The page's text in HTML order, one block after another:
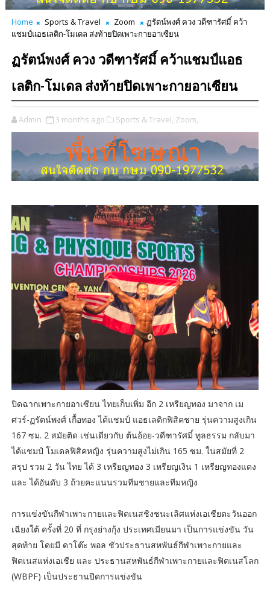
Home Sports & Travel Zoom
ฏรัตน์พงศ์ ควง วดีฑารัศมิ์ คว้า
แชมป์แอธเลติก-โมเดล ส่งท้ายปิดเพาะกายอาเซียน
ฏรัตน์พงศ์ ควง วดีฑารัศมิ์ คว้าแชมป์แอธ
เลติก-โมเดล ส่งท้ายปิดเพาะกายอาเซียน
Admin 3 months ago Sports & Travel, Zoom,
ปิดฉากเพาะกายอาเซียน ไทยเก็บเพิ่ม อีก 2 เหรียญทอง มาจาก เม
ศวร์-ฏรัตน์พงศ์ เกื้อทอง ได้แชมป์ แอธเลติกฟิสิคชาย รุ่นความสูงเกิน
167 ซม. 2 สมัยติด เช่นเดียวกับ ต้นอ้อย-วดีฑารัศมิ์ ทูลธรรม กลับมา
ได้แชมป์ โมเดลฟิสิคหญิง รุ่นความสูงไม่เกิน 165 ซม. ในสมัยที่ 2
สรุป รวม 2 วัน ไทย ได้ 3 เหรียญทอง 3 เหรียญเงิน 1 เหรียญทองแดง
และ ได้อันดับ 3 ถ้วยคะแนนรวมทีมชายและทีมหญิง
การแข่งขันกีฬาเพาะกายและฟิตเนสชิงชนะเลิศแห่งเอเชียตะวันออก
เฉียงใต้ ครั้งที่ 20 ที่ กรุงย่างกุ้ง ประเทศเมียนมา เป็นการแข่งขัน วัน
สุดท้าย โดยมี ดาโต๊ะ พอล ชัวประธานสหพันธ์กีฬาเพาะกายและ
ฟิตเนสแห่งเอเชีย และ ประธานสหพันธ์กีฬาเพาะกายและฟิตเนสโลก
(WBPF) เป็นประธานปิดการแข่งขัน